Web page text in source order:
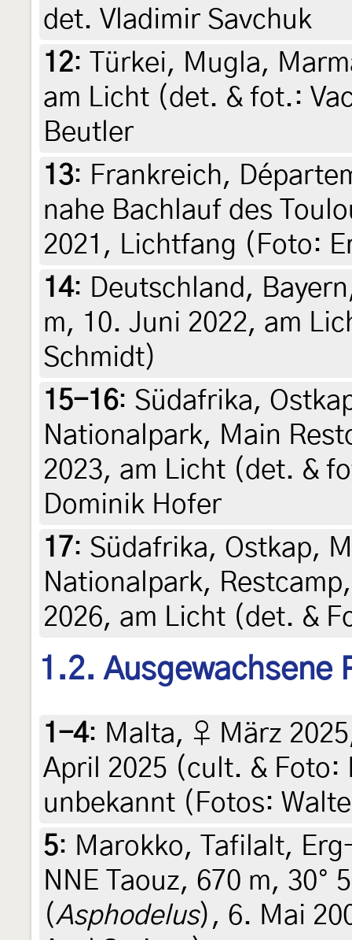
det. Vladimir Savchuk
12:
Türkei, Mugla,
am Licht (det. & fot.:
Beutler
13: Frankreich,
nahe Bachlauf des
2021, Lichtfang (Foto:
14: Deutschland,
m, 10. Juni 2022, am
Schmidt)
15-16: Südafrika,
Nationalpark, Main
2023, am Licht (det. &
Dominik Hofer
17: Südafrika, Ostkap,
Nationalpark,
2026, am Licht (det. &
1.2. Ausgewachsene
1-4: Malta, ♀ März
April 2025 (cult. &
unbekannt (Fotos:
5: Marokko, Tafilalt,
NNE Taouz, 670 m, 30°
(Asphodelus), 6. Mai